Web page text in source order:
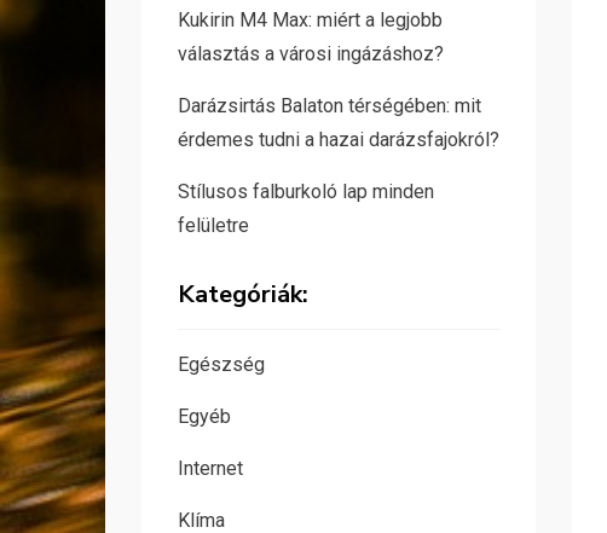
Kukirin M4 Max: miért a legjobb
választás a városi ingázáshoz?
Darázsirtás Balaton térségében: mit
érdemes tudni a hazai darázsfajokról?
Stílusos falburkoló lap minden
felületre
Kategóriák:
Egészség
Egyéb
Internet
Klíma